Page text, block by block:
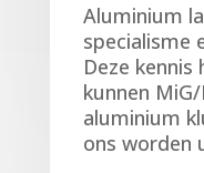
Aluminium
specialisme
Deze kennis
kunnen
aluminium
ons worden